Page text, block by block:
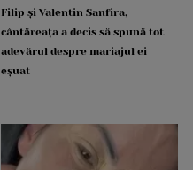
Filip și Valentin Sanfira,
cântăreața a decis să spună tot
adevărul despre mariajul ei
eșuat